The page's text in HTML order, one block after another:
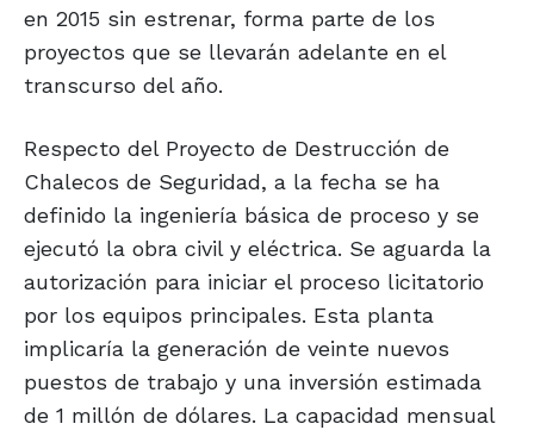
en 2015 sin estrenar, forma parte de los
proyectos que se llevarán adelante en el
transcurso del año.
Respecto del Proyecto de Destrucción de
Chalecos de Seguridad, a la fecha se ha
definido la ingeniería básica de proceso y se
ejecutó la obra civil y eléctrica. Se aguarda la
autorización para iniciar el proceso licitatorio
por los equipos principales. Esta planta
implicaría la generación de veinte nuevos
puestos de trabajo y una inversión estimada
de 1 millón de dólares. La capacidad mensual